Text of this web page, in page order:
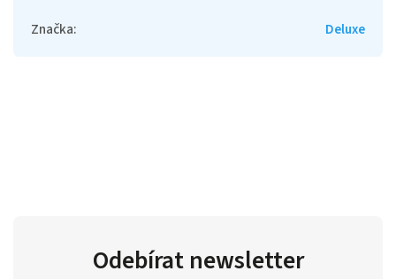
Značka: Deluxe
Odebírat newsletter